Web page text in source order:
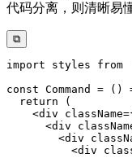
代码分离，则清晰易
⧉
import styles from
const Command = ( )
return
(
<div className=
<div
<div
<div